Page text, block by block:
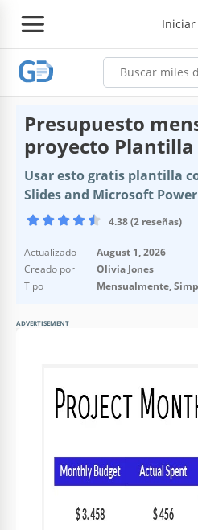
Iniciar
Presupuesto
proyecto Plantilla
Usar esto gratis plantilla
Slides and Microsoft
4.38 (2 reseñas)
Actualizado
August 1, 2026
Creado por
Olivia Jones
Tipo
Mensualmente,
ADVERTISEMENT
Comunidad
Añadido
Estadísticas de uso